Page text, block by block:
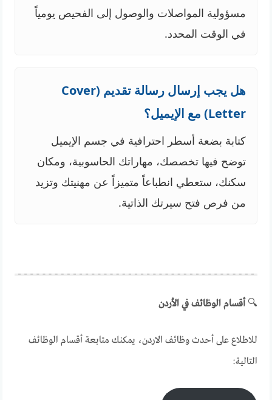
مسؤولية المواصلات والوصول إلى الفحيص يومياً
في الوقت المحدد.
هل يجب إرسال رسالة تقديم (Cover
Letter) مع الإيميل؟
كتابة بضعة أسطر احترافية في جسم الإيميل
توضح فيها تخصصك، مهاراتك الحاسوبية، ومكان
سكنك، ستعطي انطباعاً متميزاً عن مهنيتك وتزيد
من فرص فتح سيرتك الذاتية.
🔍أقسام الوظائف في الأردن
للاطلاع على أحدث وظائف الاردن، يمكنك متابعة أقسام الوظائف
التالية: